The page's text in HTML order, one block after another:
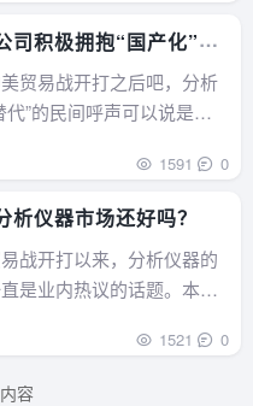
司积极拥抱“国产化”浪
贸易战开打之后吧，分析
代”的民间呼声可以说是此
1591 0
析仪器市场还好吗？
战开打以来，分析仪器的
是业内热议的话题。本期
1521 0
容